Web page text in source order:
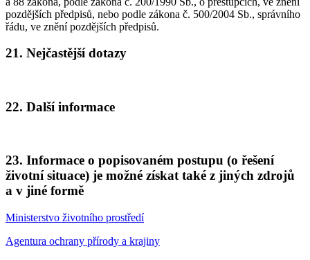
pozdějších předpisů, nebo podle zákona č. 500/2004 Sb., správního
řádu, ve znění pozdějších předpisů.
21. Nejčastější dotazy
22. Další informace
23. Informace o popisovaném postupu (o řešení
životní situace) je možné získat také z jiných zdrojů
a v jiné formě
Ministerstvo životního prostředí
Agentura ochrany přírody a krajiny